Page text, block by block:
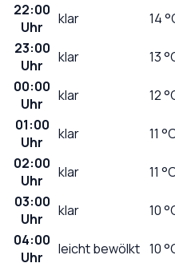
22:00
Uhr
klar 14
23:00
Uhr
klar 13
00:00
Uhr
klar 12
01:00
Uhr
klar 11
02:00
Uhr
klar 11
03:00
Uhr
klar 10
04:00
Uhr
leicht bewölkt 10